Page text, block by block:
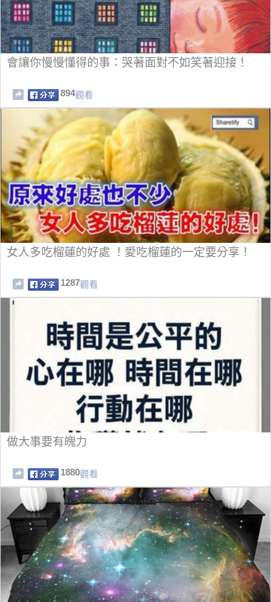
會讓你慢慢懂得的事：哭著面對不如笑著迎接！
894觀看
女人多吃榴蓮的好處 ！愛吃榴蓮的一定要分享！
1287觀看
做大事要有魄力
1880觀看